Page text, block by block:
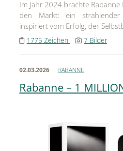
Im Jahr 2024 brachte
den Markt: ein
inspiriert vom Erfolg, der
1775 Zeichen 7 Bilder
02.03.2026 RABANNE
Rabanne – 1